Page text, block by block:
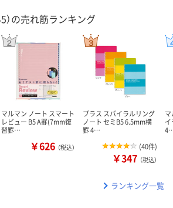
）の売れ筋ランキング
マルマン ノート スマート
レビュー B5 A罫(7mm復
習罫…
￥626 （税込）
プラス スパイラルリング
ノート セミB5 6.5mm横
罫 4…
(40件)
￥347 （税込）
ランキング一覧